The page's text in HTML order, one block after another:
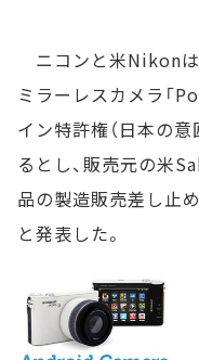
ニコンと米Nikon
ミラーレスカメラ「
イン特許権（日本の
るとし、販売元の米
品の製造販売差し止
と発表した。